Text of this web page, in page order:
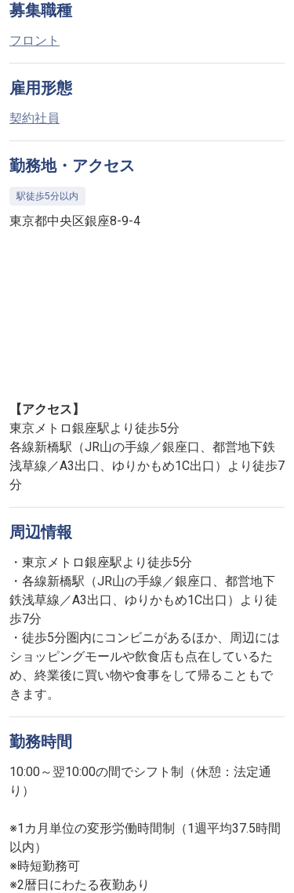
募集職種
フロント
雇用形態
契約社員
勤務地・アクセス
駅徒歩5分以内
東京都中央区銀座8-9-4
【アクセス】
東京メトロ銀座駅より徒歩5分
各線新橋駅（JR山の手線／銀座口、都営地下鉄
浅草線／A3出口、ゆりかもめ1C出口）より徒歩7
分
周辺情報
・東京メトロ銀座駅より徒歩5分
・各線新橋駅（JR山の手線／銀座口、都営地下
鉄浅草線／A3出口、ゆりかもめ1C出口）より徒
歩7分
・徒歩5分圏内にコンビニがあるほか、周辺には
ショッピングモールや飲食店も点在しているた
め、終業後に買い物や食事をして帰ることもで
きます。
勤務時間
10:00～翌10:00の間でシフト制（休憩：法定通
り）
※1カ月単位の変形労働時間制（1週平均37.5時間
以内）
※時短勤務可
※2暦日にわたる夜勤あり